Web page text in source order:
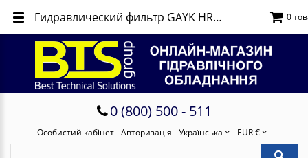
0 (800) 500 - 511
Особистий кабінет Авторизація Українська EUR €
0
Гидравлический фильтр GAYK HRE4000